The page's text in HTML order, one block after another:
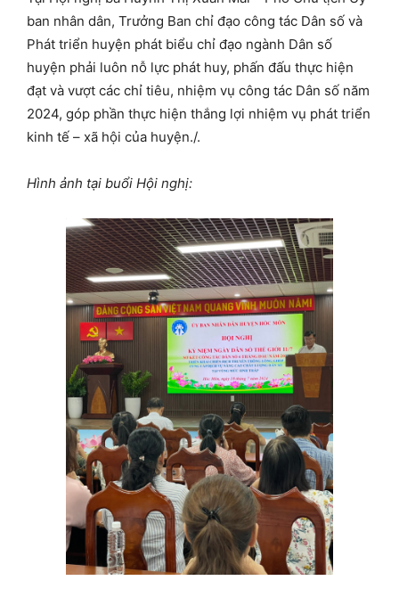
ban nhân dân, Trưởng Ban chỉ đạo công tác Dân số và
Phát triển huyện phát biểu chỉ đạo ngành Dân số
huyện phải luôn nỗ lực phát huy, phấn đấu thực hiện
đạt và vượt các chỉ tiêu, nhiệm vụ công tác Dân số năm
2024, góp phần thực hiện thắng lợi nhiệm vụ phát triển
kinh tế – xã hội của huyện./.
Hình ảnh tại buổi Hội nghị: